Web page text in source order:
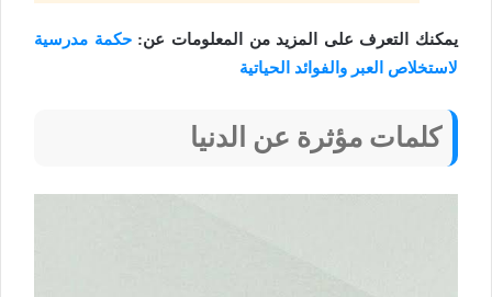
يمكنك التعرف على المزيد من المعلومات عن:حكمة مدرسية
لاستخلاص العبر والفوائد الحياتية
كلمات مؤثرة عن الدنيا